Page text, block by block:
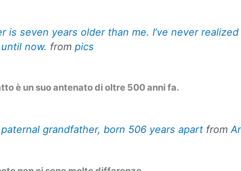
is seven years older than me. I’ve never
now. from pics
è un suo antenato di oltre 500 anni fa.
grandfather, born 506 years apartfrom